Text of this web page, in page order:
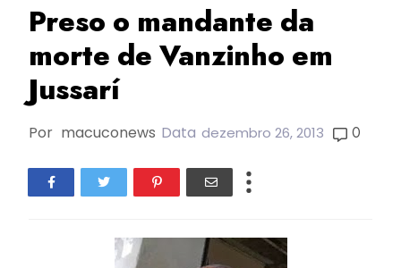
Preso o mandante da
morte de Vanzinho em
Jussarí
Por macuconews Data dezembro 26, 2013 0